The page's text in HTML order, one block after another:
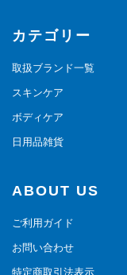
カテゴリー
取扱ブランド一覧
スキンケア
ボディケア
日用品雑貨
ABOUT US
ご利用ガイド
お問い合わせ
特定商取引法表示